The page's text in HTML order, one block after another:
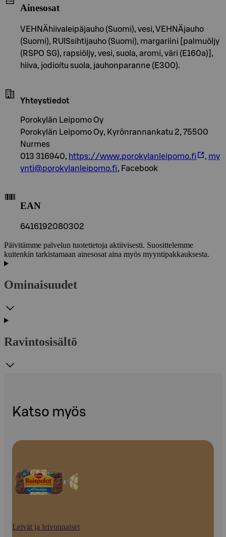
Ainesosat
VEHNÄhiivaleipäjauho (Suomi), vesi, VEHNÄjauho
(Suomi), RUISsihtijauho (Suomi), margariini [palmuöljy
(RSPO SG), rapsiöljy, vesi, suola, aromi, väri (E160a)],
hiiva, jodioitu suola, jauhonparanne (E300).
Yhteystiedot
Porokylän Leipomo Oy
Porokylän Leipomo Oy, Kyrönrannankatu 2, 75500
Nurmes
013 316940, https://www.porokylanleipomo.fi , my
ynti@porokylanleipomo.fi, Facebook
EAN
6416192080302
Päivitämme palvelun tuotetietoja aktiivisesti. Suosittelemme
kuitenkin tarkistamaan ainesosat aina myös myyntipakkauksesta.
Ominaisuudet
Ravintosisältö
Katso myös
Leivät ja leivonnaiset